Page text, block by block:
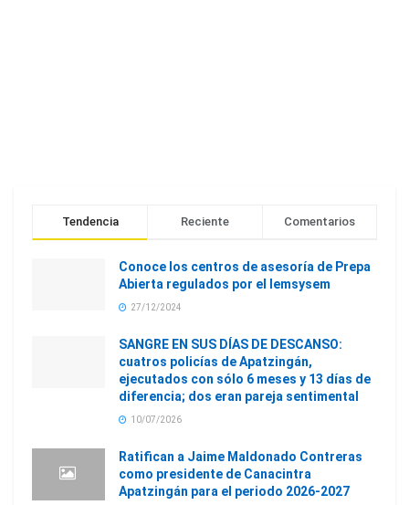
Tendencia Reciente Comentarios
Conoce los centros de asesoría de Prepa
Abierta regulados por el Iemsysem
27/12/2024
SANGRE EN SUS DÍAS DE DESCANSO:
cuatros policías de Apatzingán,
ejecutados con sólo 6 meses y 13 días de
diferencia; dos eran pareja sentimental
10/07/2026
Ratifican a Jaime Maldonado Contreras
como presidente de Canacintra
Apatzingán para el periodo 2026-2027